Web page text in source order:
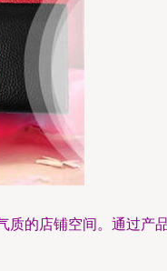
的店铺空间。通过产